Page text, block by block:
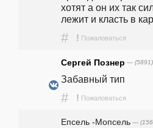
хотят а он их так
лежит и класть в
# ! Пожаловаться
Сергей Познер — (5891)
Забавный тип
# ! Пожаловаться
Епсель -Мопсель —